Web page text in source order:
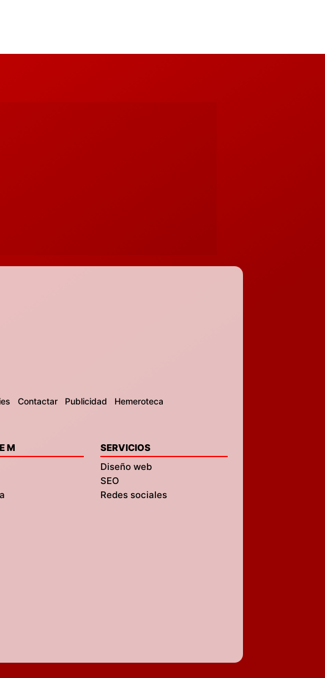
Contactar Publicidad Hemeroteca
M
SERVICIOS
Diseño web
SEO
Redes sociales